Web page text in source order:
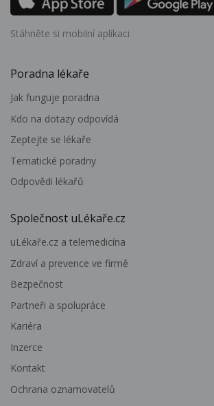
Stáhněte si mobilní aplikaci
Poradna lékaře
Jak funguje poradna
Kdo na dotazy odpovídá
Zeptejte se lékaře
Tematické poradny
Odpovědi lékařů
Společnost uLékaře.cz
uLékaře.cz a telemedicína
Zdraví a prevence ve firmě
Bezpečnost
Partneři a spolupráce
Kariéra
Inzerce
Kontakt
Ochrana oznamovatelů